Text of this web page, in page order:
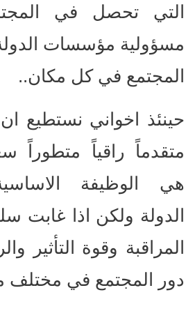
التي تحصل في
مسؤولية مؤسسات
المجتمع في كل مكان..
حينئذ اخواني نستطيع
متقدماً راقياً متطوراً
هي الوظيفة
الدولة ولكن اذا غابت
المراقبة وقوة التأثير
دور المجتمع في مختلف